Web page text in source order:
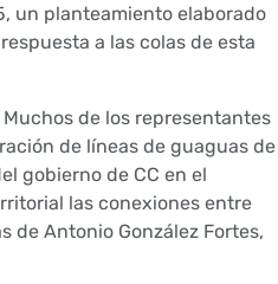
un planteamiento elaborado
a las colas de esta
de los representantes
de líneas de guaguas de
gobierno de CC en el
las conexiones entre
de Antonio González Fortes,